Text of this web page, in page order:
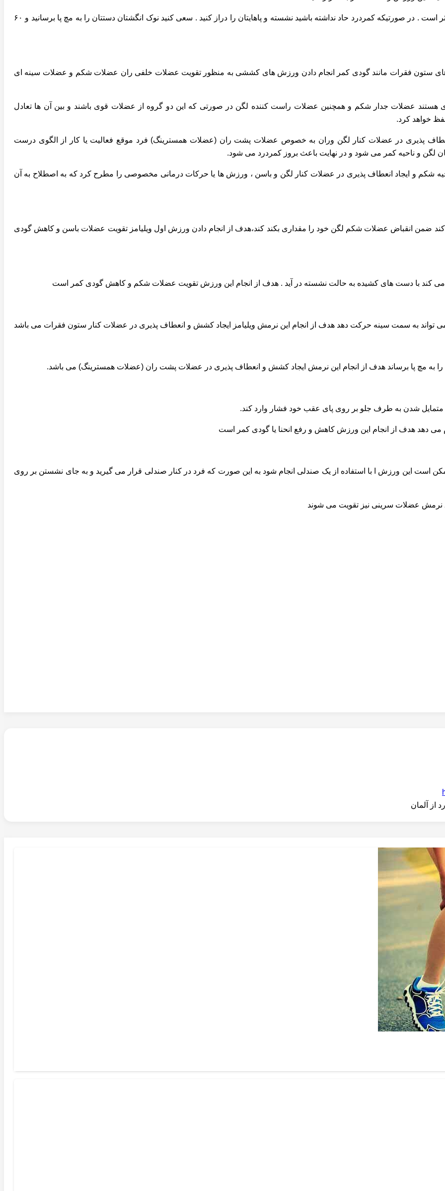
در صورتی که عضلات پشت ران نیز کوتاه باشند این ورزش ها موثر است . در صورتیکه کمردرد حاد نداشته باشید نشسته و پاهایتان را دراز کنید . سعی کنید نوک انگشتان دستتان را به مچ پا برسانید و ۶۰
های ستون فقرات مانند گودی کمر انجام دادن ورزش های کششی به منظور تقویت عضلات خلفی ران عضلات شکم و عضلات سینه ای
عضلات جدار شکم و همچنین عضلات راست کننده لگن در صورتی که این دو گروه از عضلات قوی باشند و بین آن ها تعادل
خواهد کرد.
پذیری در عضلات کنار لگن وران به خصوص عضلات پشت ران (عضلات همسترینگ) فرد موقع فعالیت یا کار از الگوی درست
لگن و ناحیه کمر می شود و در نهایت باعث بروز کمردرد می شود.
شکم و ایجاد انعطاف پذیری در عضلات کنار لگن و باسن ، ورزش ها یا حرکات درمانی مخصوصی را مطرح کرد که به اصطلاح به آن
انقباض عضلات شکم لگن خود را مقداری بکند کند،هدف از انجام دادن ورزش اول ویلیامز تقویت عضلات باسن و کاهش گودی
کند با دست های کشیده به حالت نشسته در آید . هدف از انجام این ورزش تقویت عضلات شکم و کاهش گودی کمر است
تواند به سمت سینه حرکت دهد هدف از انجام این نرمش ویلیامز ایجاد کشش و انعطاف پذیری در عضلات کنار ستون فقرات می باشد
مچ پا برساند هدف از انجام این نرمش ایجاد کشش و انعطاف پذیری در عضلات پشت ران (عضلات همسترینگ) می باشد.
شدن به طرف جلو بر روی پای عقب خود فشار وارد کند.
می دهد هدف از انجام این ورزش کاهش و رفع انحنا یا گودی کمر است
است این ورزش ا با استفاده از یک صندلی انجام شود به این صورت که فرد در کنار صندلی قرار می گیرید و به جای نشستن بر روی
نرمش عضلات سرینی نیز تقویت می شوند
از آلمان